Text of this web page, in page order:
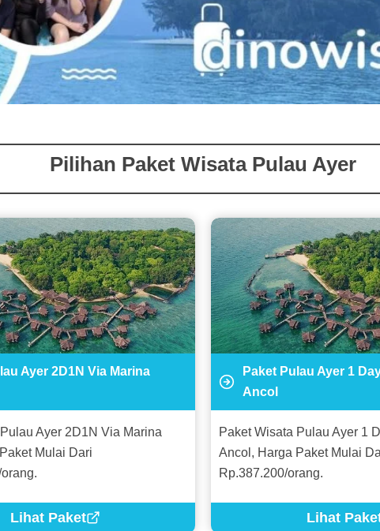
Pilihan Paket Wisata Pulau Ayer
Ayer 2D1N Via Marina
Ayer 2D1N Via Marina
Mulai Dari
Lihat Paket
Paket Pulau Ayer 1
Ancol
Paket Wisata Pulau Ayer 1
Ancol, Harga Paket Mulai
Rp.387.200/orang.
Lihat